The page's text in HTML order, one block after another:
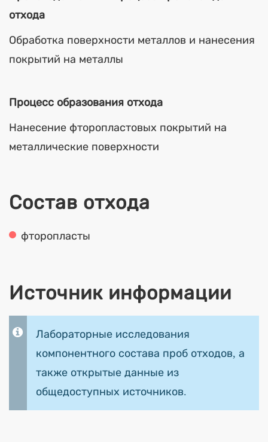
отхода
Обработка поверхности металлов и нанесения
покрытий на металлы
Процесс образования отхода
Нанесение фторопластовых покрытий на
металлические поверхности
Состав отхода
фторопласты
Источник информации
Лабораторные исследования
компонентного состава проб отходов, а
также открытые данные из
общедоступных источников.